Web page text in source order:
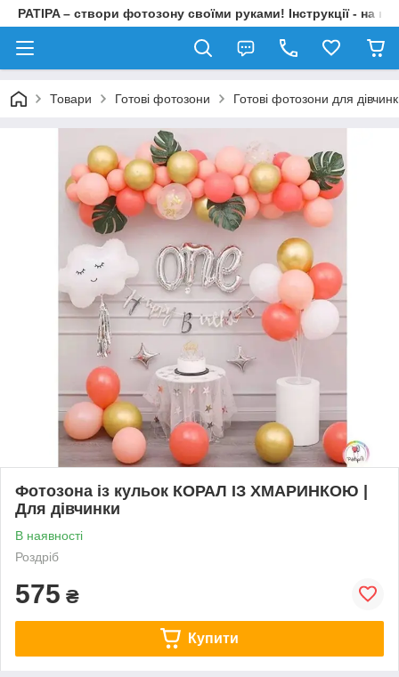
PATIPA – створи фотозону своїми руками! Інструкції - на
Товари Готові фотозони Готові фотозони для
Фотозона із кульок КОРАЛ ІЗ ХМАРИНКОЮ |
Для дівчинки
В наявності
Роздріб
575 ₴
Купити